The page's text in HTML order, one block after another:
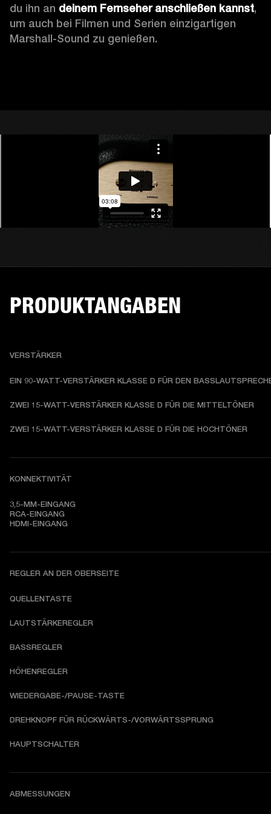
du ihn an deinem Fernseher anschließen kannst,
um auch bei Filmen und Serien einzigartigen
Marshall-Sound zu genießen.
PRODUKTANGABEN
VERSTÄRKER
EIN 90-WATT-VERSTÄRKER KLASSE D FÜR DEN
ZWEI 15-WATT-VERSTÄRKER KLASSE D FÜR DIE MITTELTÖNER
ZWEI 15-WATT-VERSTÄRKER KLASSE D FÜR DIE HOCHTÖNER
KONNEKTIVITÄT
3,5-MM-EINGANG
RCA-EINGANG
HDMI-EINGANG
REGLER AN DER OBERSEITE
QUELLENTASTE
LAUTSTÄRKEREGLER
BASSREGLER
HÖHENREGLER
WIEDERGABE-/PAUSE-TASTE
DREHKNOPF FÜR RÜCKWÄRTS-/VORWÄRTSSPRUNG
HAUPTSCHALTER
ABMESSUNGEN